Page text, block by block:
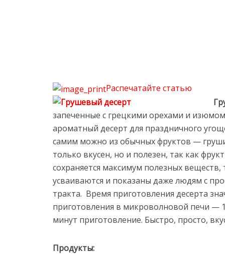
Распечатайте статью
запеченные с грецкими орехами и
ароматный десерт для праздничного
самим можно из обычных фруктов —
только вкусен, но и полезен, так как
сохраняется максимум полезных веществ,
усваиваются и показаны даже людям с
тракта. Время приготовления десерта
приготовления в микроволновой печи —
минут приготовление. Быстро, просто,
Продукты: